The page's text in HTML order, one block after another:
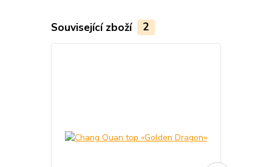
Související zboží 2